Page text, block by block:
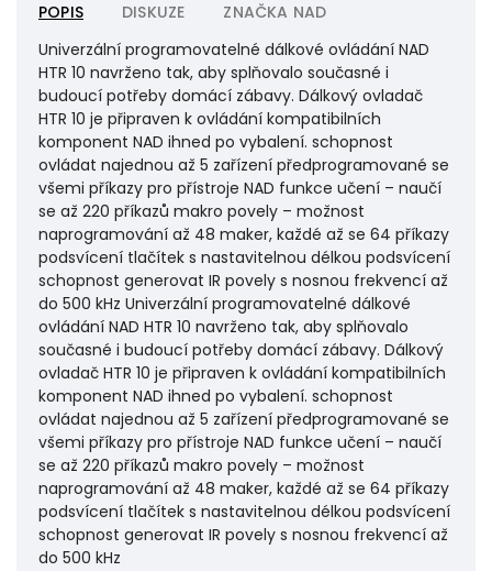
POPIS DISKUZE ZNAČKA NAD
Univerzální programovatelné dálkové ovládání NAD
HTR 10 navrženo tak, aby splňovalo současné i
budoucí potřeby domácí zábavy. Dálkový ovladač
HTR 10 je připraven k ovládání kompatibilních
komponent NAD ihned po vybalení. schopnost
ovládat najednou až 5 zařízení předprogramované se
všemi příkazy pro přístroje NAD funkce učení – naučí
se až 220 příkazů makro povely – možnost
naprogramování až 48 maker, každé až se 64 příkazy
podsvícení tlačítek s nastavitelnou délkou podsvícení
schopnost generovat IR povely s nosnou frekvencí až
do 500 kHz Univerzální programovatelné dálkové
ovládání NAD HTR 10 navrženo tak, aby splňovalo
současné i budoucí potřeby domácí zábavy. Dálkový
ovladač HTR 10 je připraven k ovládání kompatibilních
komponent NAD ihned po vybalení. schopnost
ovládat najednou až 5 zařízení předprogramované se
všemi příkazy pro přístroje NAD funkce učení – naučí
se až 220 příkazů makro povely – možnost
naprogramování až 48 maker, každé až se 64 příkazy
podsvícení tlačítek s nastavitelnou délkou podsvícení
schopnost generovat IR povely s nosnou frekvencí až
do 500 kHz